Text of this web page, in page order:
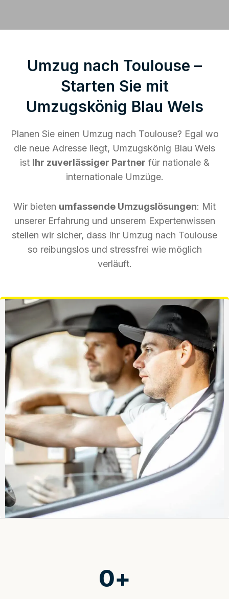
Umzug nach Toulouse –
Starten Sie mit
Umzugskönig Blau Wels
Planen Sie einen Umzug nach Toulouse? Egal wo
die neue Adresse liegt, Umzugskönig Blau Wels
ist Ihr zuverlässiger Partner für nationale &
internationale Umzüge.
Wir bieten umfassende Umzugslösungen: Mit
unserer Erfahrung und unserem Expertenwissen
stellen wir sicher, dass Ihr Umzug nach Toulouse
so reibungslos und stressfrei wie möglich
verläuft.
0+